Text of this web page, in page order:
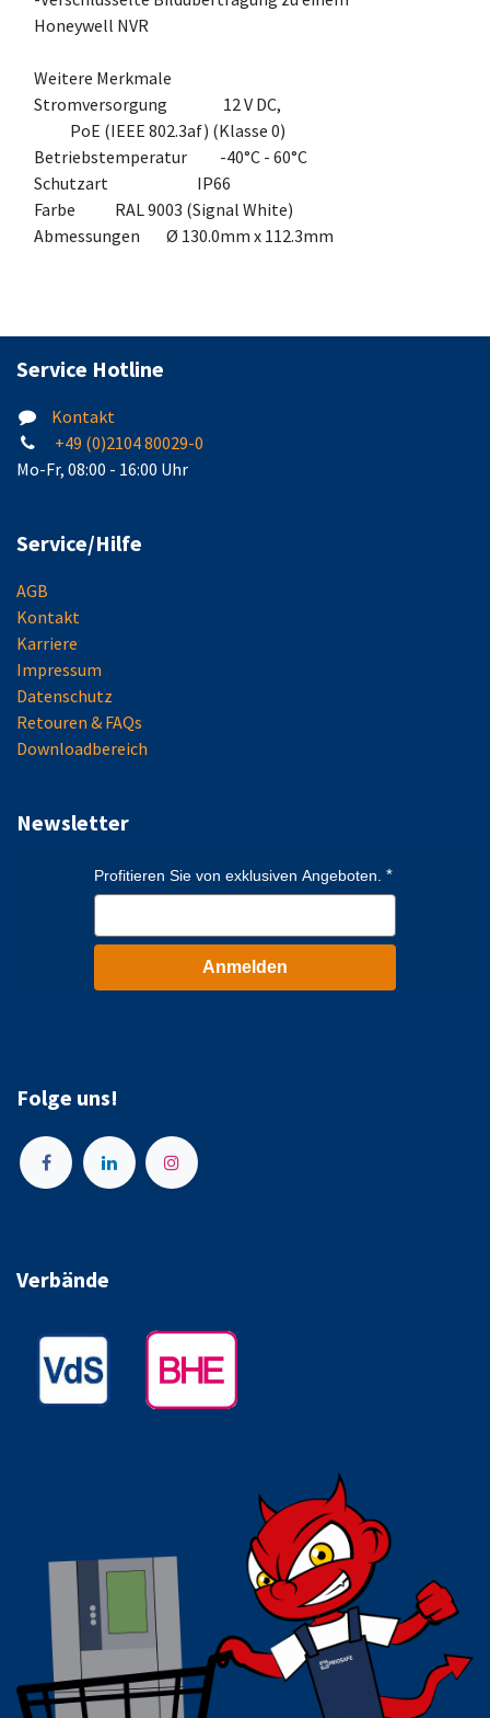
Honeywell NVR
Weitere Merkmale
Stromversorgung 12 V DC,
PoE (IEEE 802.3af) (Klasse 0)
Betriebstemperatur -40°C - 60°C
Schutzart IP66
Farbe RAL 9003 (Signal White)
Abmessungen Ø 130.0mm x 112.3mm
Service Hotline
Kontakt
+49 (0)2104 80029-0
Mo-Fr, 08:00 - 16:00 Uhr
Service/Hilfe
AGB
Kontakt
Karriere
Impressum
Datenschutz
Retouren & FAQs
Downloadbereich
Newsletter
Profitieren Sie von exklusiven Angeboten.
Anmelden
Folge uns!
Verbände